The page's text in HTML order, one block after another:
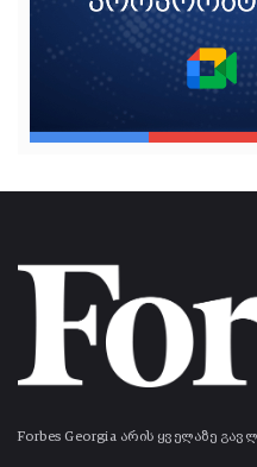
Forbes Georgia არის ყველაზე